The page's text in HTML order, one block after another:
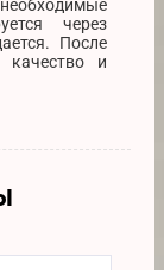
через
После
качество и